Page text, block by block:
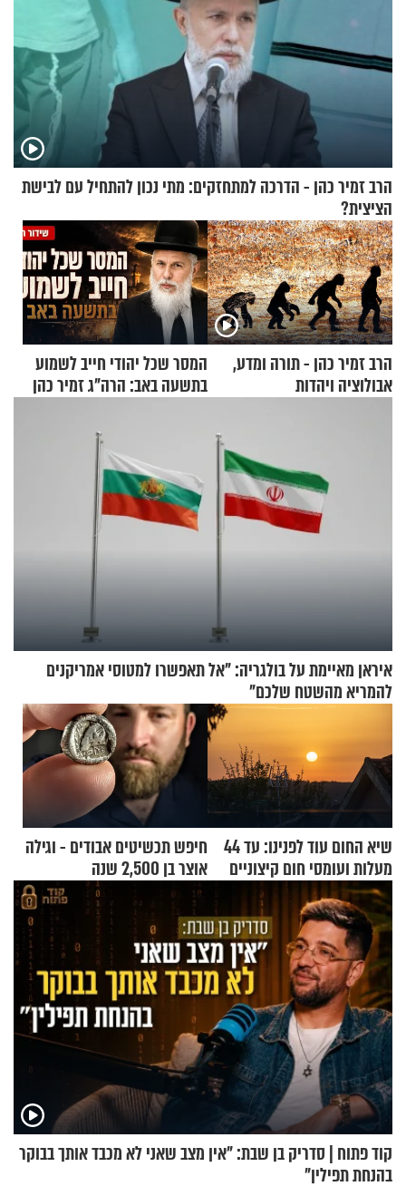
הרב זמיר כהן - הדרכה למתחזקים: מתי נכון להתחיל עם לבישת
הציצית?
הרב זמיר כהן - תורה ומדע,
אבולוציה ויהדות
המסר שכל יהודי חייב לשמוע
בתשעה באב: הרה"ג זמיר כהן
איראן מאיימת על בולגריה: "אל תאפשרו למטוסי אמריקנים
להמריא מהשטח שלכם"
שיא החום עוד לפנינו: עד 44
מעלות ועומסי חום קיצוניים
חיפש תכשיטים אבודים - וגילה
אוצר בן 2,500 שנה
קוד פתוח | סדריק בן שבת: "אין מצב שאני לא מכבד אותך בבוקר
בהנחת תפילין"